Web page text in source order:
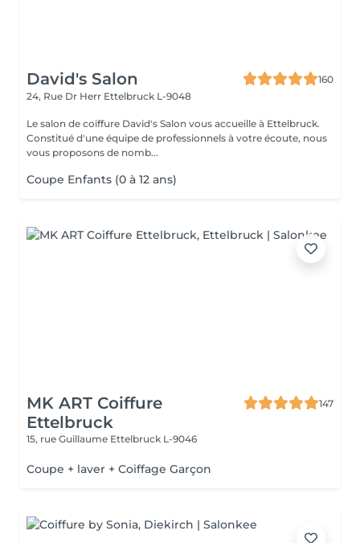
David's Salon
160
24, Rue Dr Herr Ettelbruck L-9048
Le salon de coiffure David's Salon vous accueille à Ettelbruck.
Constitué d'une équipe de professionnels à votre écoute, nous
vous proposons de nomb...
Coupe Enfants (0 à 12 ans)
MK ART Coiffure
Ettelbruck
147
15, rue Guillaume Ettelbruck L-9046
Coupe + laver + Coiffage Garçon